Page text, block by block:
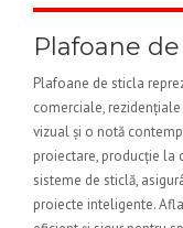
Plafoane
Plafoane de sticla
comerciale,
vizual și o notă
proiectare, producție la
sisteme de sticlă,
proiecte inteligente.